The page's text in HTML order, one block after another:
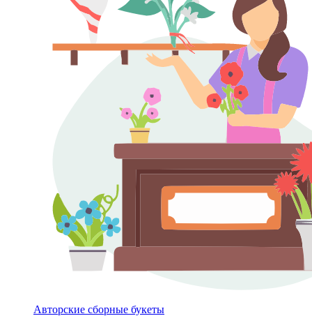
Авторские сборные букеты